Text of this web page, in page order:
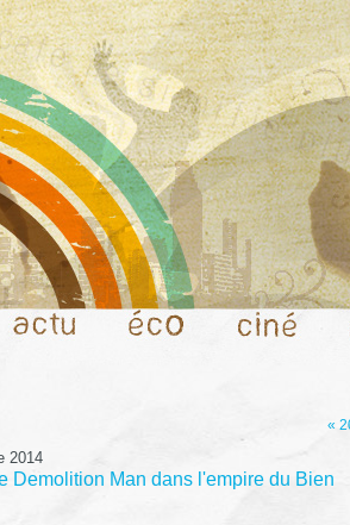
«
2014
Demolition Man dans l'empire du Bien